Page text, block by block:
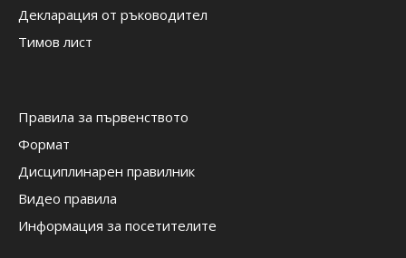
Декларация от ръководител
Тимов лист
Правила за първенството
Формат
Дисциплинарен правилник
Видео правила
Информация за посетителите